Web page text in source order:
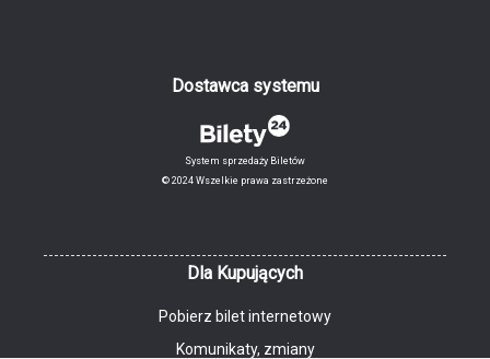
Dostawca systemu
System sprzedaży Biletów
© 2024 Wszelkie prawa zastrzeżone
Dla Kupujących
Pobierz bilet internetowy
Komunikaty, zmiany